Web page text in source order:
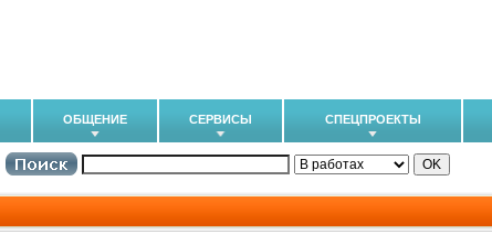
ОБЩЕНИЕ СЕРВИСЫ СПЕЦПРОЕКТЫ